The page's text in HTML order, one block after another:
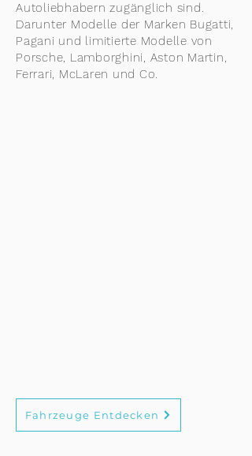
Autoliebhabern zugänglich sind.
Darunter Modelle der Marken Bugatti,
Pagani und limitierte Modelle von
Porsche, Lamborghini, Aston Martin,
Ferrari, McLaren und Co.
Fahrzeuge Entdecken